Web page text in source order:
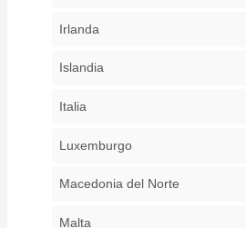
Irlanda
Islandia
Italia
Luxemburgo
Macedonia del Norte
Malta